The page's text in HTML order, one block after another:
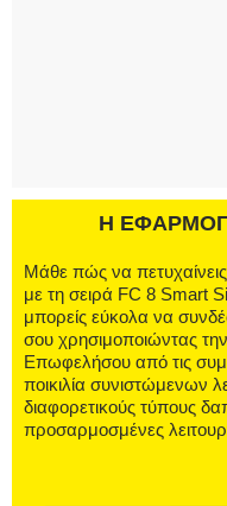
Η
Μάθε πώς να
με τη σειρά FC 8 Smart
μπορείς εύκολα να
σου χρησιμοποιώντας
Επωφελήσου από τις
ποικιλία συνιστώμενων
διαφορετικούς τύπους
προσαρμοσμένες